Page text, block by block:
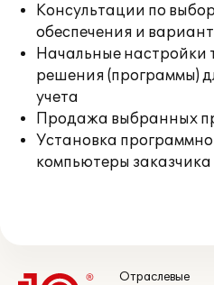
Консультации по
обеспечения и
Начальные настройки
решения (программы)
учета
Продажа выбранных
Установка
компьютеры заказчика
Отраслевые